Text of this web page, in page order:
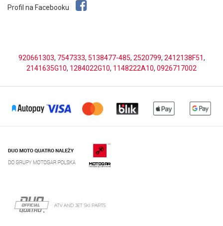
Profil na Facebooku
920661303, 7547333, 5138477-485, 2520799, 2412138F51,
2141635G10, 1284022G10, 1148222A10, 0926717002